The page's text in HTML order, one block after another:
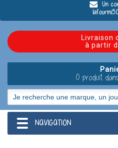
Un
Livraison
à partir
0 produit
navigation
NAVIGATION